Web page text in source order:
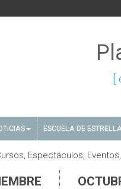
ESCUELA DE
Espectáculos,